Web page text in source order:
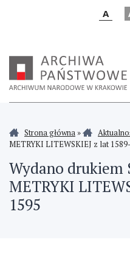
A
Strona główna »
METRYKI LITEWSKIEJ z lat
Wydano drukiem
METRYKI
1595